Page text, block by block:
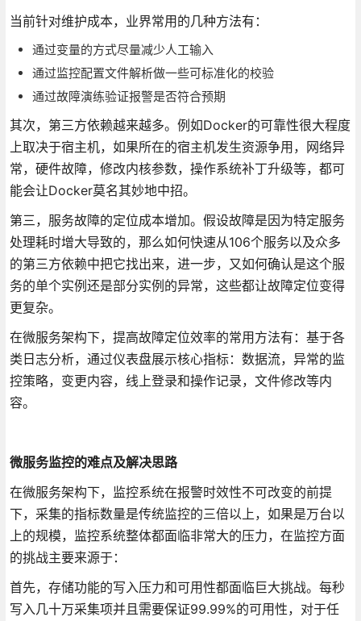
当前针对维护成本，业界常用的几种方法有：
通过变量的方式尽量减少人工输入
通过监控配置文件解析做一些可标准化的校验
通过故障演练验证报警是否符合预期
其次，第三方依赖越来越多。例如Docker的可靠性很大程度
上取决于宿主机，如果所在的宿主机发生资源争用，网络异
常，硬件故障，修改内核参数，操作系统补丁升级等，都可
能会让Docker莫名其妙地中招。
第三，服务故障的定位成本增加。假设故障是因为特定服务
处理耗时增大导致的，那么如何快速从106个服务以及众多
的第三方依赖中把它找出来，进一步，又如何确认是这个服
务的单个实例还是部分实例的异常，这些都让故障定位变得
更复杂。
在微服务架构下，提高故障定位效率的常用方法有：基于各
类日志分析，通过仪表盘展示核心指标：数据流，异常的监
控策略，变更内容，线上登录和操作记录，文件修改等内
容。
微服务监控的难点及解决思路
在微服务架构下，监控系统在报警时效性不可改变的前提
下，采集的指标数量是传统监控的三倍以上，如果是万台以
上的规模，监控系统整体都面临非常大的压力，在监控方面
的挑战主要来源于：
首先，存储功能的写入压力和可用性都面临巨大挑战。每秒
写入几十万采集项并且需要保证99.99%的可用性，对于任